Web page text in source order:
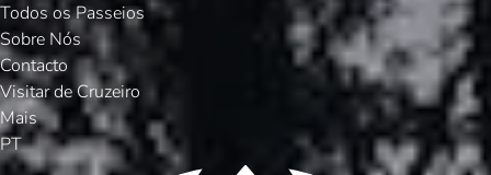
Todos os Passeios
Sobre Nós
Contacto
Visitar de Cruzeiro
Mais
Selecione
PT